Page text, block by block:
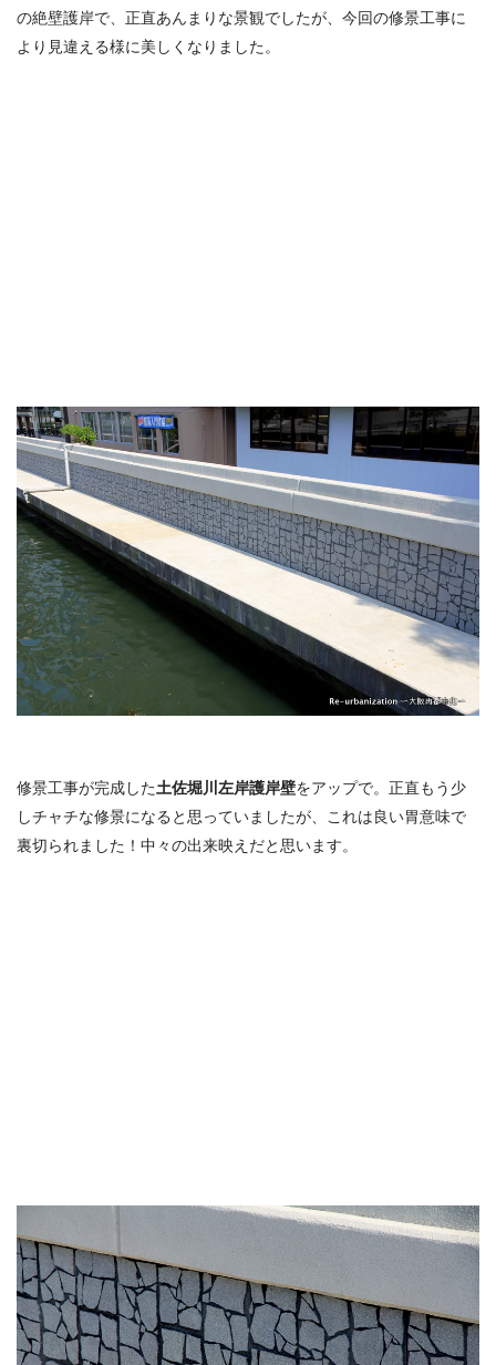
の絶壁護岸で、正直あんまりな景観でしたが、今回の修景工事に
より見違える様に美しくなりました。
修景工事が完成した土佐堀川左岸護岸壁をアップで。正直もう少
しチャチな修景になると思っていましたが、これは良い胃意味で
裏切られました！中々の出来映えだと思います。